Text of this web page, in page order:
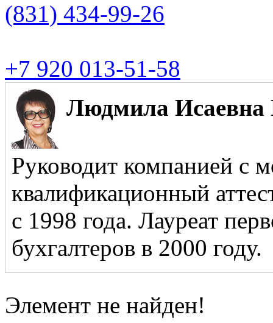
(831) 434-99-26
+7 920 013-51-58
Людмила Исаевна
Руководит компанией с
квалификационный
с 1998 года. Лауреат
бухгалтеров в 2000 году.
Элемент не найден!